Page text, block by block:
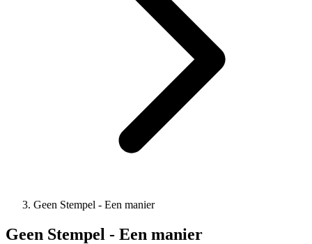
Geen Stempel - Een manier
Geen Stempel - Een manier